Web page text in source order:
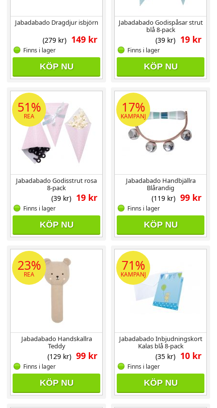
Jabadabado Dragdjur isbjörn
149 kr
(279 kr)
Finns i lager
KÖP NU
Jabadabado Godispåsar strut
blå 8-pack
19 kr
(39 kr)
Finns i lager
KÖP NU
51%
REA
Jabadabado Godisstrut rosa
8-pack
19 kr
(39 kr)
Finns i lager
KÖP NU
17%
KAMPANJ
Jabadabado Handbjällra
Blårandig
99 kr
(119 kr)
Finns i lager
KÖP NU
23%
REA
Jabadabado Handskallra
Teddy
99 kr
(129 kr)
Finns i lager
KÖP NU
71%
KAMPANJ
Jabadabado Inbjudningskort
Kalas blå 8-pack
10 kr
(35 kr)
Finns i lager
KÖP NU